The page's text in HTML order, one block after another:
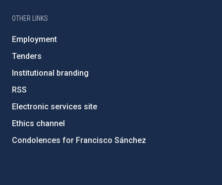
OTHER LINKS
Employment
Tenders
Institutional branding
RSS
Electronic services site
Ethics channel
Condolences for Francisco Sánchez